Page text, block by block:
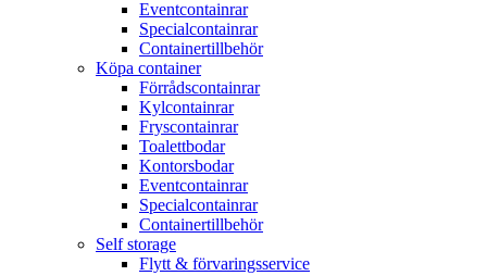
Eventcontainrar
Specialcontainrar
Containertillbehör
Köpa container
Förrådscontainrar
Kylcontainrar
Fryscontainrar
Toalettbodar
Kontorsbodar
Eventcontainrar
Specialcontainrar
Containertillbehör
Self storage
Flytt & förvaringsservice